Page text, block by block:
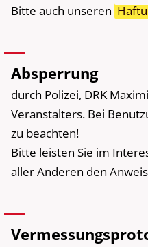
Bitte auch unseren
Absperrung
durch Polizei, DRK
Veranstalters. Bei
zu beachten!
Bitte leisten Sie im
aller Anderen den